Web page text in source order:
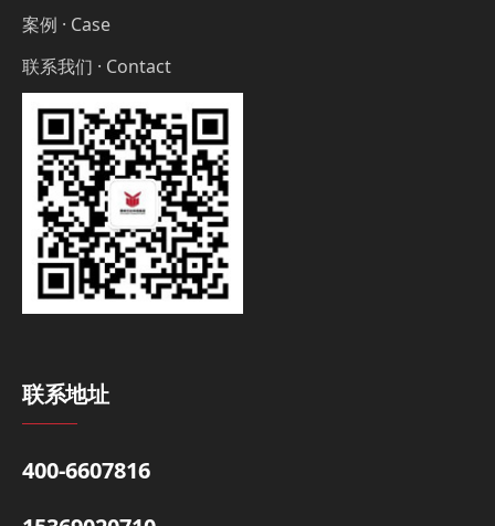
案例 · Case
联系我们 · Contact
联系地址
400-6607816